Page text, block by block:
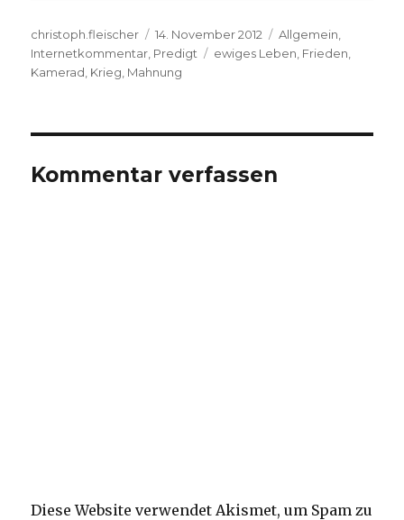
Autor
christoph.fleischer
Veröffentlicht
am
14. November 2012 Kategorien
Allgemein
Internetkommentar Predigt Schlagwörter
ewiges Leben Frieden
Kamerad Krieg Mahnung
Kommentar verfassen
Diese Website verwendet Akismet, um Spam zu